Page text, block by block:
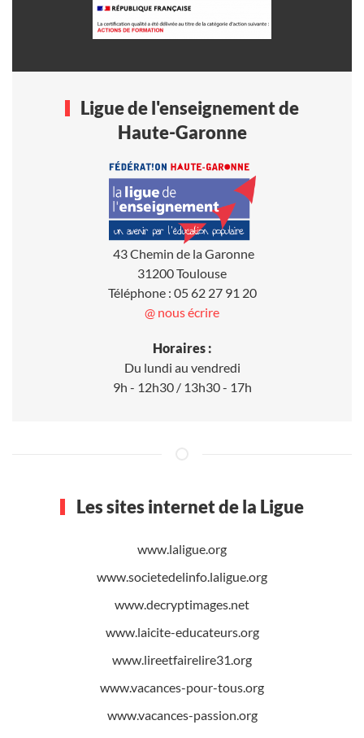
Ligue de l'enseignement de
Haute-Garonne
43 Chemin de la Garonne
31200 Toulouse
Téléphone : 05 62 27 91 20
@ nous écrire
Horaires :
Du lundi au vendredi
9h - 12h30 / 13h30 - 17h
Les sites internet de la Ligue
www.laligue.org
www.societedelinfo.laligue.org
www.decryptimages.net
www.laicite-educateurs.org
www.lireetfairelire31.org
www.vacances-pour-tous.org
www.vacances-passion.org